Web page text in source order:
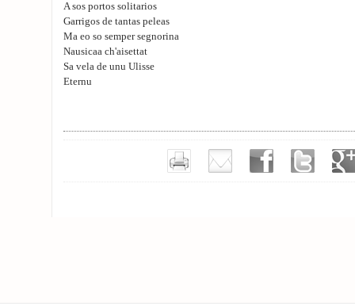
A sos portos solitarios
Garrigos de tantas peleas
Ma eo so semper segnorina
Nausicaa ch'aisettat
Sa vela de unu Ulisse
Eternu